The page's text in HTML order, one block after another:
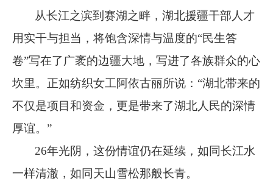
从长江之滨到赛湖之畔，湖北援疆干部人才
用实干与担当，将饱含深情与温度的“民生答
卷”写在了广袤的边疆大地，写进了各族群众的心
坎里。正如纺织女工阿依古丽所说： “湖北带来的
不仅是项目和资金，更是带来了湖北人民的深情
厚谊。 ”
26年光阴，这份情谊仍在延续，如同长江水
一样清澈，如同天山雪松那般长青。